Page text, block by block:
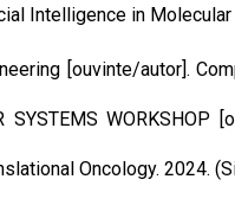
Intelligence in
[ouvinte/autor].
SYSTEMS
Oncology. 2024.